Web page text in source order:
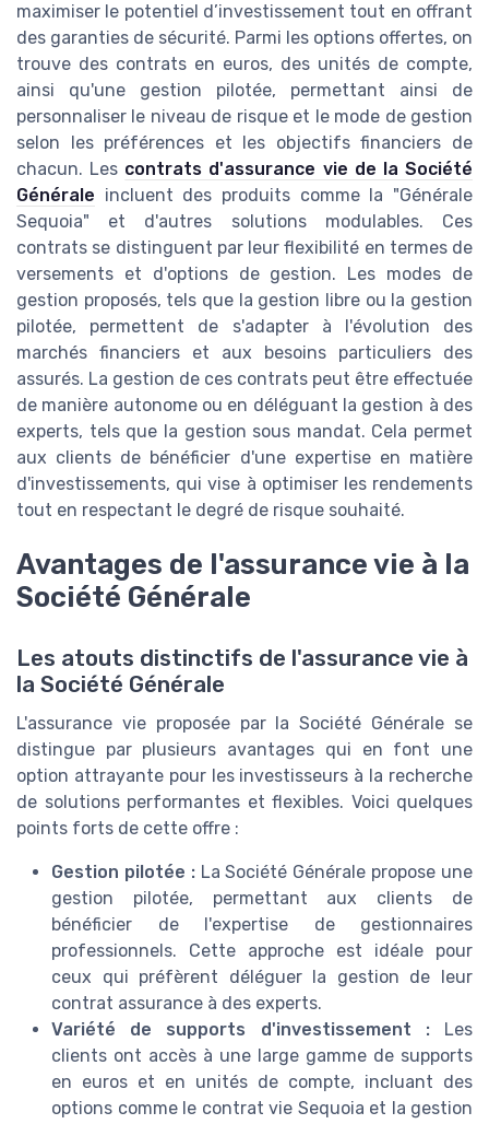
maximiser le potentiel d’investissement tout en offrant
des garanties de sécurité. Parmi les options offertes, on
trouve des contrats en euros, des unités de compte,
ainsi qu'une gestion pilotée, permettant ainsi de
personnaliser le niveau de risque et le mode de gestion
selon les préférences et les objectifs financiers de
chacun. Les contrats d'assurance vie de la Société
Générale incluent des produits comme la "Générale
Sequoia" et d'autres solutions modulables. Ces
contrats se distinguent par leur flexibilité en termes de
versements et d'options de gestion. Les modes de
gestion proposés, tels que la gestion libre ou la gestion
pilotée, permettent de s'adapter à l'évolution des
marchés financiers et aux besoins particuliers des
assurés. La gestion de ces contrats peut être effectuée
de manière autonome ou en déléguant la gestion à des
experts, tels que la gestion sous mandat. Cela permet
aux clients de bénéficier d'une expertise en matière
d'investissements, qui vise à optimiser les rendements
tout en respectant le degré de risque souhaité.
Avantages de l'assurance vie à la
Société Générale
Les atouts distinctifs de l'assurance vie à
la Société Générale
L'assurance vie proposée par la Société Générale se
distingue par plusieurs avantages qui en font une
option attrayante pour les investisseurs à la recherche
de solutions performantes et flexibles. Voici quelques
points forts de cette offre :
Gestion pilotée :La Société Générale propose une
gestion pilotée, permettant aux clients de
bénéficier de l'expertise de gestionnaires
professionnels. Cette approche est idéale pour
ceux qui préfèrent déléguer la gestion de leur
contrat assurance à des experts.
Variété de supports d'investissement :Les
clients ont accès à une large gamme de supports
en euros et en unités de compte, incluant des
options comme le contrat vie Sequoia et la gestion